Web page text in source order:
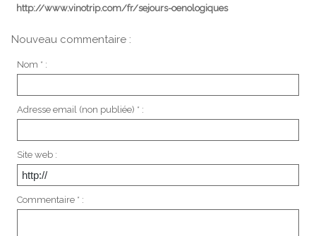
http://www.vinotrip.com/fr/sejours-oenologiques
Nouveau commentaire :
Nom * :
Adresse email (non publiée) * :
Site web :
Commentaire * :